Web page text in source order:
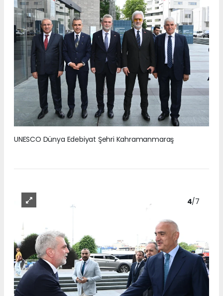
UNESCO Dünya Edebiyat Şehri Kahramanmaraş
4/7